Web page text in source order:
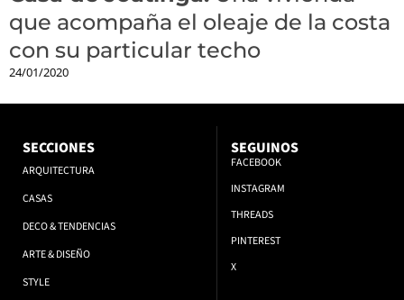
que acompaña el oleaje de la costa
con su particular techo
24/01/2020
SECCIONES
ARQUITECTURA
CASAS
DECO & TENDENCIAS
ARTE & DISEÑO
STYLE
SEGUINOS
FACEBOOK
INSTAGRAM
THREADS
PINTEREST
X